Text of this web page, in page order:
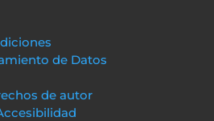
de Datos
de autor